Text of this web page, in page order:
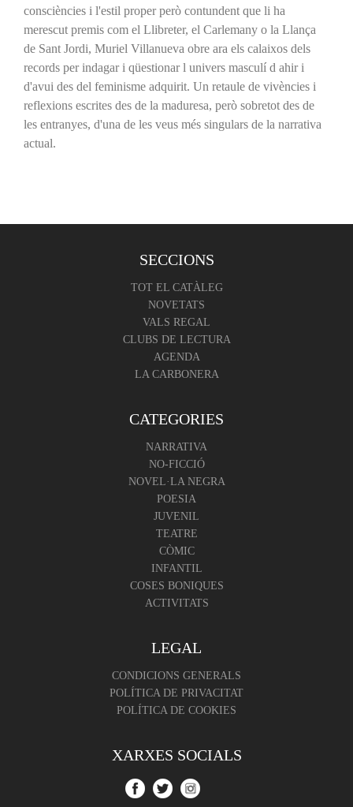
consciències i l'estil proper però contundent que li ha
merescut premis com el Llibreter, el Carlemany o la Llança
de Sant Jordi, Muriel Villanueva obre ara els calaixos dels
records per indagar i qüestionar l univers masculí d ahir i
d'avui des del feminisme adquirit. Un retaule de vivències i
reflexions escrites des de la maduresa, però sobretot des de
les entranyes, d'una de les veus més singulars de la narrativa
actual.
SECCIONS
TOT EL CATÀLEG
NOVETATS
VALS REGAL
CLUBS DE LECTURA
AGENDA
LA CARBONERA
CATEGORIES
NARRATIVA
NO-FICCIÓ
NOVEL·LA NEGRA
POESIA
JUVENIL
TEATRE
CÒMIC
INFANTIL
COSES BONIQUES
ACTIVITATS
LEGAL
CONDICIONS GENERALS
POLÍTICA DE PRIVACITAT
POLÍTICA DE COOKIES
XARXES SOCIALS